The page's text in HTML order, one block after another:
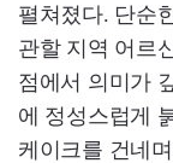
펼쳐졌다. 단순
관할 지역 어르
점에서 의미가
에 정성스럽게
케이크를 건네